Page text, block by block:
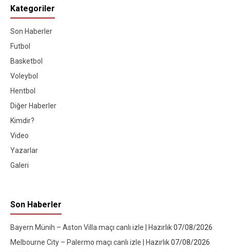
Kategoriler
Son Haberler
Futbol
Basketbol
Voleybol
Hentbol
Diğer Haberler
Kimdir?
Video
Yazarlar
Galeri
Son Haberler
Bayern Münih – Aston Villa maçı canlı izle | Hazırlık07/08/2026
Melbourne City – Palermo maçı canlı izle | Hazırlık07/08/2026